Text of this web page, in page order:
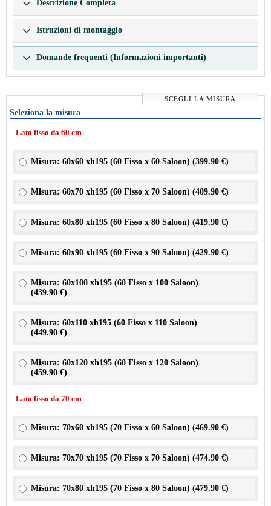
Descrizione Completa
Istruzioni di montaggio
Domande frequenti (Informazioni importanti)
SCEGLI LA MISURA
Seleziona la misura
Lato fisso da 60 cm
Misura: 60x60 xh195 (60 Fisso x 60 Saloon) (399.90 €)
Misura: 60x70 xh195 (60 Fisso x 70 Saloon) (409.90 €)
Misura: 60x80 xh195 (60 Fisso x 80 Saloon) (419.90 €)
Misura: 60x90 xh195 (60 Fisso x 90 Saloon) (429.90 €)
Misura: 60x100 xh195 (60 Fisso x 100 Saloon)
(439.90 €)
Misura: 60x110 xh195 (60 Fisso x 110 Saloon)
(449.90 €)
Misura: 60x120 xh195 (60 Fisso x 120 Saloon)
(459.90 €)
Lato fisso da 70 cm
Misura: 70x60 xh195 (70 Fisso x 60 Saloon) (469.90 €)
Misura: 70x70 xh195 (70 Fisso x 70 Saloon) (474.90 €)
Misura: 70x80 xh195 (70 Fisso x 80 Saloon) (479.90 €)